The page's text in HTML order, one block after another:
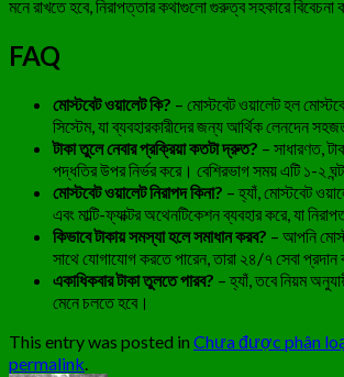
মনে রাখতে হবে, নিরাপত্তার কথাগুলো গুরুত্ব সহকারে বিবেচনা
FAQ
মোস্টবেট ওয়ালেট কি? – মোস্টবেট ওয়ালেট হল
সিস্টেম, যা ব্যবহারকারীদের জন্য আর্থিক লেনদেন
টাকা তুলে নেবার প্রক্রিয়া কতটা দ্রুত? – সাধারণত,
পদ্ধতির উপর নির্ভর করে। বেশিরভাগ সময় এটি ১-২
মোস্টবেট ওয়ালেট নিরাপদ কিনা? – হ্যাঁ, মোস্টবেট
এবং মাল্টি-ফ্যাক্টর অথেনটিকেশন ব্যবহার করে, যা
কিভাবে টাকায় সমস্যা হলে সমাধান করব? – আপনি
সাথে যোগাযোগ করতে পারেন, তারা ২৪/৭ সেবা প্রদান
একাধিকবার টাকা তুলতে পারব? – হ্যাঁ, তবে নিয়ম
মেনে চলতে হবে।
This entry was posted in Chưa được phân
permalink